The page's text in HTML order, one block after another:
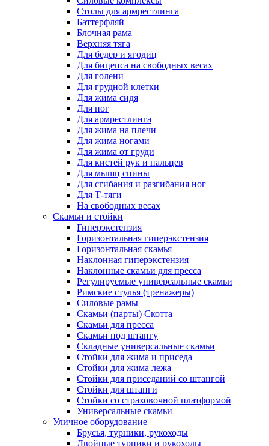
Столы для армрестлинга
Баттерфляй
Блочная рама
Верхняя тяга
Для бедер и ягодиц
Для бицепса на свободных весах
Для голени
Для грудной клетки
Для жима сидя
Для ног
Для армрестлинга
Для жима на плечи
Для жима ногами
Для жима от груди
Для кистей рук и пальцев
Для мышц спины
Для сгибания и разгибания ног
Для Т-тяги
На свободных весах
Скамьи и стойки
Гиперэкстензия
Горизонтальная гиперэкстензия
Горизонтальная скамья
Наклонная гиперэкстензия
Наклонные скамьи для пресса
Регулируемые универсальные скамьи
Римские стулья (тренажеры)
Силовые рамы
Скамьи (парты) Скотта
Скамьи для пресса
Скамьи под штангу
Складные универсальные скамьи
Стойки для жима и приседа
Стойки для жима лежа
Стойки для приседаний со штангой
Стойки для штанги
Стойки со страховочной платформой
Универсальные скамьи
Уличное оборудование
Брусья, турники, рукоходы
Двойные турники и рукоходы